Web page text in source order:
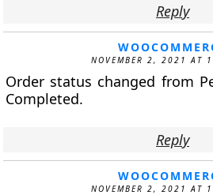
Reply
NOVEMBER 2, 2021 AT
Order status changed from
Completed.
Reply
NOVEMBER 2, 2021 AT